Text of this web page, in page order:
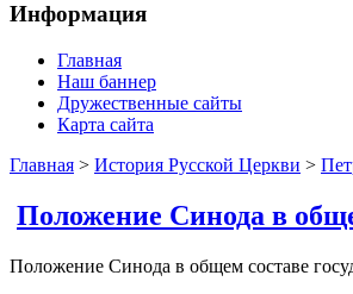
Информация
Главная
Наш баннер
Дружественные сайты
Карта сайта
Главная > История Русской Церкви >
Положение Синода в
Положение Синода в общем составе